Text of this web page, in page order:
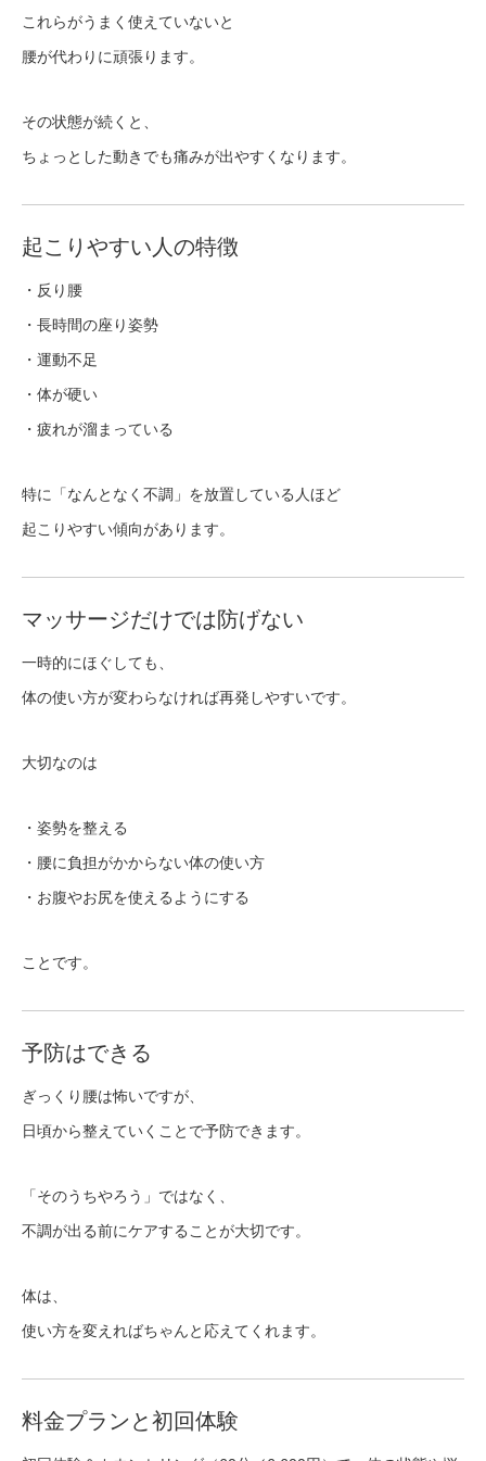
これらがうまく使えていないと
腰が代わりに頑張ります。
その状態が続くと、
ちょっとした動きでも痛みが出やすくなります。
起こりやすい人の特徴
・反り腰
・長時間の座り姿勢
・運動不足
・体が硬い
・疲れが溜まっている
特に「なんとなく不調」を放置している人ほど
起こりやすい傾向があります。
マッサージだけでは防げない
一時的にほぐしても、
体の使い方が変わらなければ再発しやすいです。
大切なのは
・姿勢を整える
・腰に負担がかからない体の使い方
・お腹やお尻を使えるようにする
ことです。
予防はできる
ぎっくり腰は怖いですが、
日頃から整えていくことで予防できます。
「そのうちやろう」ではなく、
不調が出る前にケアすることが大切です。
体は、
使い方を変えればちゃんと応えてくれます。
料金プランと初回体験